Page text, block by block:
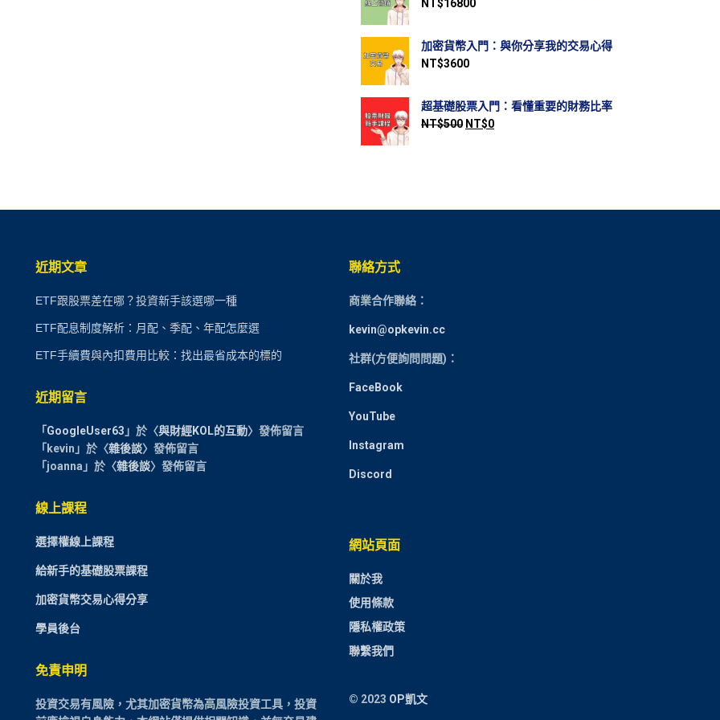
NT$16800
加密貨幣入門：與你分享我的交易心得
NT$3600
超基礎股票入門：看懂重要的財務比率
NT$500 NT$0
近期文章
ETF跟股票差在哪？投資新手該選哪一種
ETF配息制度解析：月配、季配、年配怎麼選
ETF手續費與內扣費用比較：找出最省成本的標的
近期留言
「 GoogleUser63 」於〈與財經KOL的互動〉發佈留言
「 kevin 」於〈雜後談〉發佈留言
「 joanna 」於〈雜後談〉發佈留言
線上課程
選擇權線上課程
給新手的基礎股票課程
加密貨幣交易心得分享
學員後台
免責申明
投資交易有風險，尤其加密貨幣為高風險投資工具，投資
聯絡方式
商業合作聯絡：
kevin@opkevin.cc
社群(方便詢問問題)：
FaceBook
YouTube
Instagram
Discord
網站頁面
關於我
使用條款
隱私權政策
聯繫我們
© 2023 OP凱文